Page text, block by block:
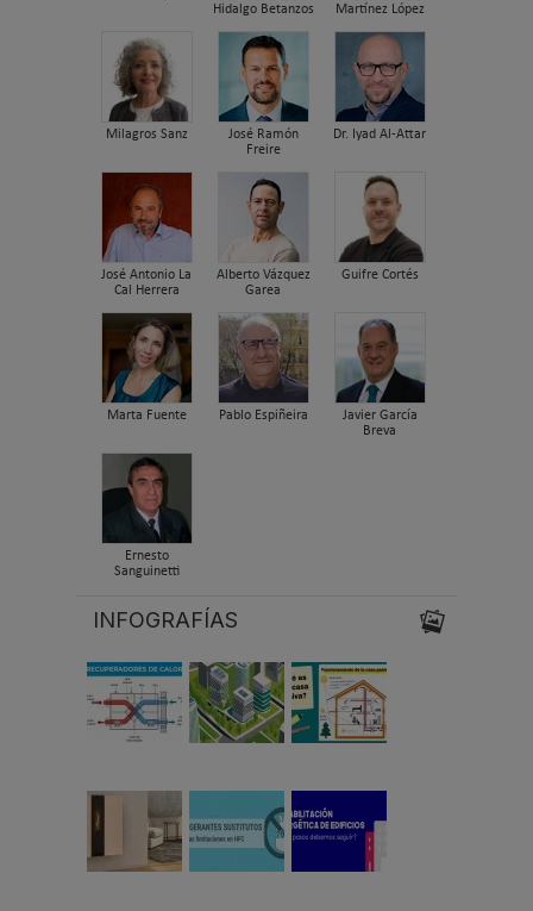
Hidalgo Betanzos
Martínez López
Milagros Sanz
José Ramón
Freire
Dr. Iyad Al-Attar
José Antonio La
Cal Herrera
Alberto Vázquez
Garea
Guifre Cortés
Marta Fuente Pablo Espiñeira
Javier García
Breva
Ernesto
Sanguinetti
INFOGRAFÍAS